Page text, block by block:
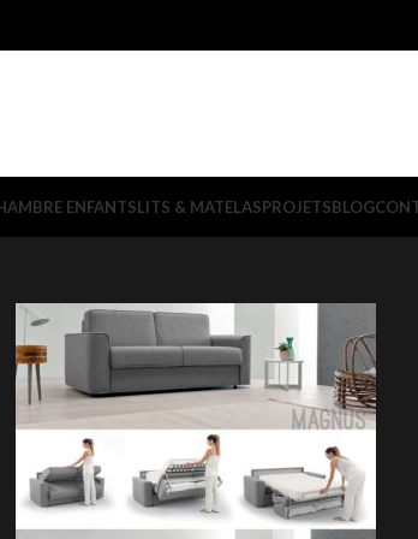
ENFANTSLITS & MATELASPROJETSBLOG